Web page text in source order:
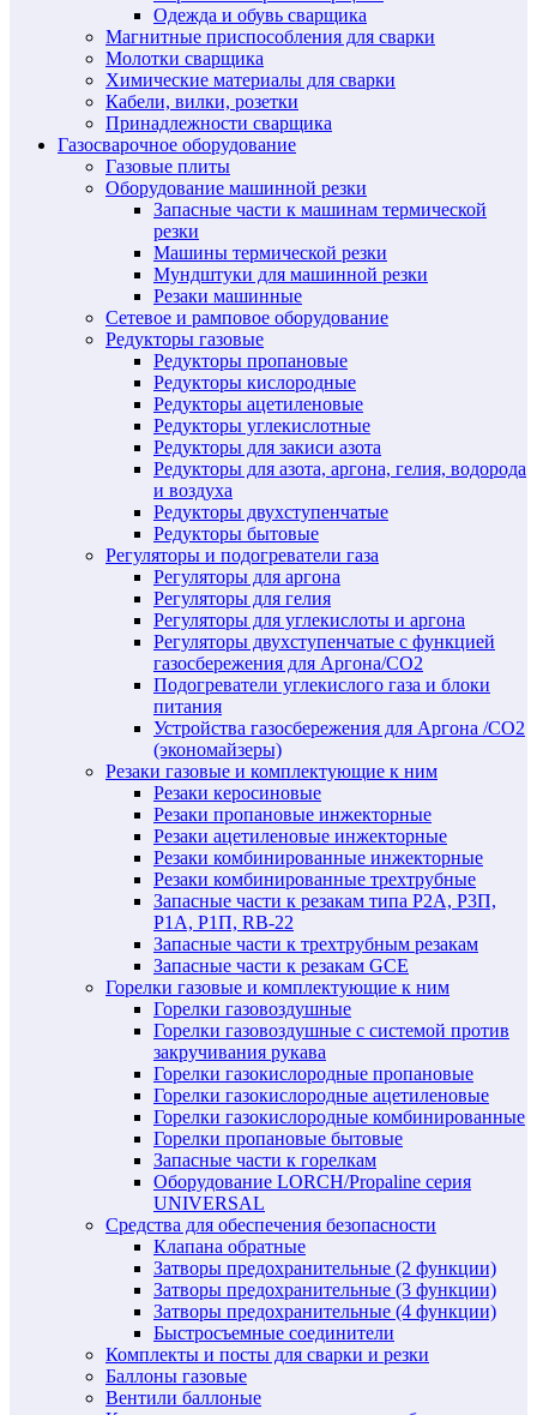
Одежда и обувь сварщика
Магнитные приспособления для сварки
Молотки сварщика
Химические материалы для сварки
Кабели, вилки, розетки
Принадлежности сварщика
Газосварочное оборудование
Газовые плиты
Оборудование машинной резки
Запасные части к машинам термической
резки
Машины термической резки
Мундштуки для машинной резки
Резаки машинные
Сетевое и рамповое оборудование
Редукторы газовые
Редукторы пропановые
Редукторы кислородные
Редукторы ацетиленовые
Редукторы углекислотные
Редукторы для закиси азота
Редукторы для азота, аргона, гелия, водорода
и воздуха
Редукторы двухступенчатые
Редукторы бытовые
Регуляторы и подогреватели газа
Регуляторы для аргона
Регуляторы для гелия
Регуляторы для углекислоты и аргона
Регуляторы двухступенчатые c функцией
газосбережения для Аргона/СО2
Подогреватели углекислого газа и блоки
питания
Устройства газосбережения для Аргона /СО2
(экономайзеры)
Резаки газовые и комплектующие к ним
Резаки керосиновые
Резаки пропановые инжекторные
Резаки ацетиленовые инжекторные
Резаки комбинированные инжекторные
Резаки комбинированные трехтрубные
Запасные части к резакам типа Р2А, Р3П,
Р1А, Р1П, RB-22
Запасные части к трехтрубным резакам
Запасные части к резакам GCE
Горелки газовые и комплектующие к ним
Горелки газовоздушные
Горелки газовоздушные с системой против
закручивания рукава
Горелки газокислородные пропановые
Горелки газокислородные ацетиленовые
Горелки газокислородные комбинированные
Горелки пропановые бытовые
Запасные части к горелкам
Оборудование LORCH/Propaline серия
UNIVERSAL
Средства для обеспечения безопасности
Клапана обратные
Затворы предохранительные (2 функции)
Затворы предохранительные (3 функции)
Затворы предохранительные (4 функции)
Быстросъемные соединители
Комплекты и посты для сварки и резки
Баллоны газовые
Вентили баллоные